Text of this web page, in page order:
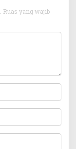
Ruas yang wajib